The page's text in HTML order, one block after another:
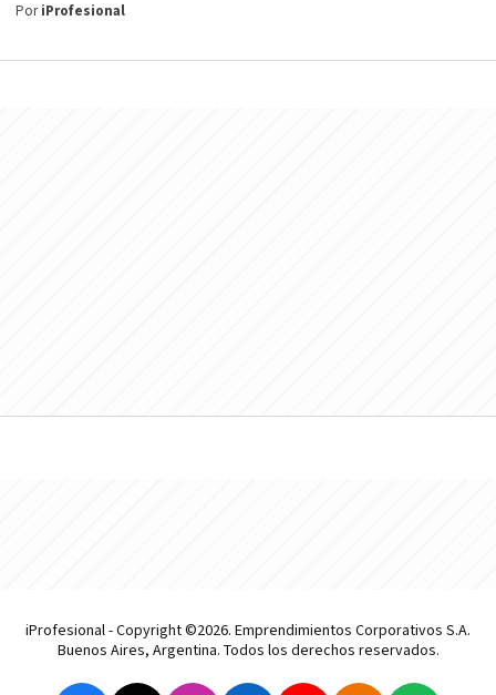
PoriProfesional
iProfesional - Copyright ©2026. Emprendimientos Corporativos S.A.
Buenos Aires, Argentina. Todos los derechos reservados.